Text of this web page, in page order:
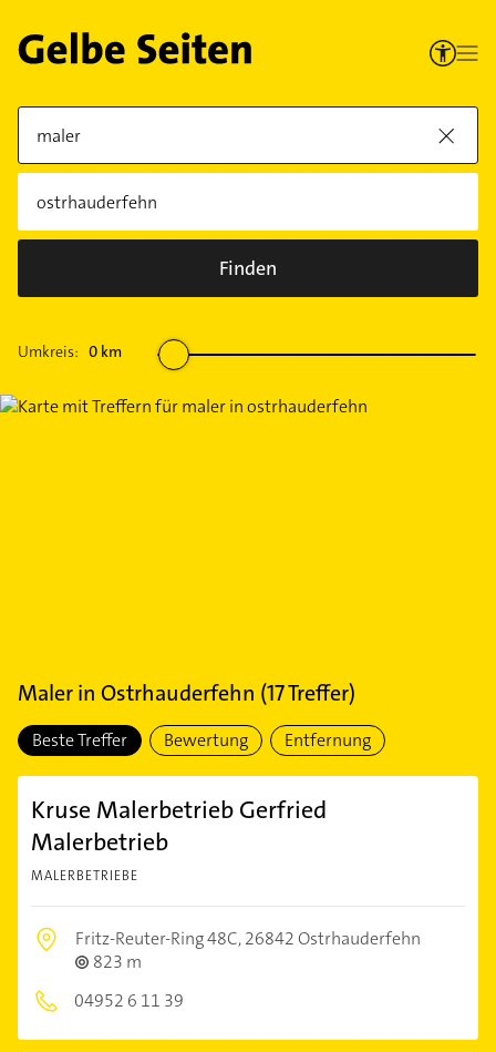
Finden
Umkreis: 0 km
Malerin Ostrhauderfehn (17Treffer)
Beste Treffer Bewertung Entfernung
Kruse Malerbetrieb Gerfried
Malerbetrieb
MALERBETRIEBE
Fritz-Reuter-Ring 48C,26842 Ostrhauderfehn
823 m
04952 6 11 39